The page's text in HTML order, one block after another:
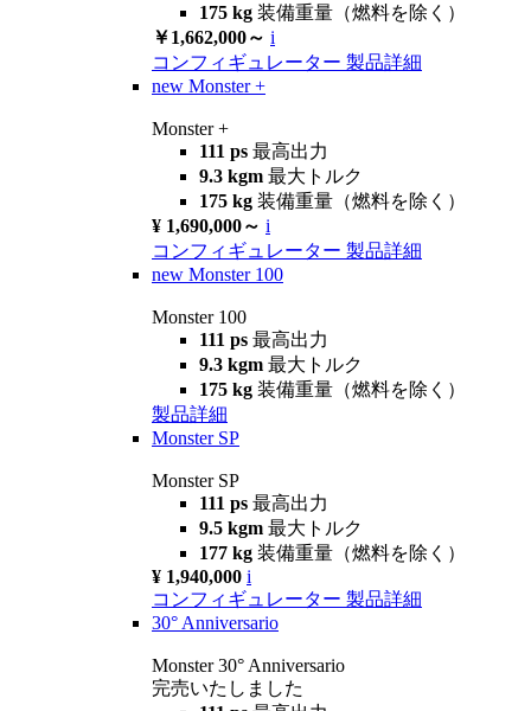
175 kg 装備重量（燃料を除く）
￥1,662,000～ i
コンフィギュレーター 製品詳細
new Monster +
Monster +
111 ps 最高出力
9.3 kgm 最大トルク
175 kg 装備重量（燃料を除く）
¥ 1,690,000～ i
コンフィギュレーター 製品詳細
new Monster 100
Monster 100
111 ps 最高出力
9.3 kgm 最大トルク
175 kg 装備重量（燃料を除く）
製品詳細
Monster SP
Monster SP
111 ps 最高出力
9.5 kgm 最大トルク
177 kg 装備重量（燃料を除く）
¥ 1,940,000 i
コンフィギュレーター 製品詳細
30° Anniversario
Monster 30° Anniversario
完売いたしました